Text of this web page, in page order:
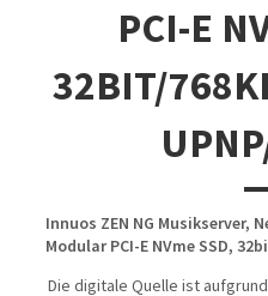
PCI-E
32BIT/
Innuos ZEN NG Musikserver,
Modular PCI-E NVme SSD,
Die digitale Quelle ist